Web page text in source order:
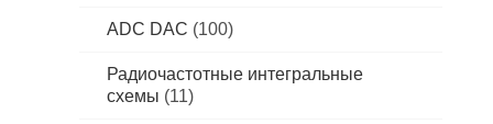
ADC DAC (100)
Радиочастотные интегральные
схемы (11)